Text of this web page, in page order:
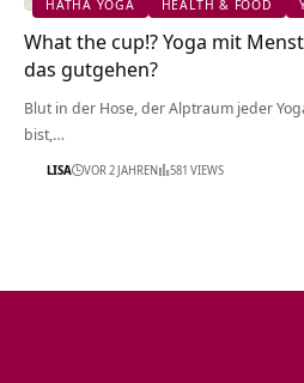
HATHA YOGA HEALTH & FOOD
What the cup!? Yoga mit
das gutgehen?
Blut in der Hose, der Alptraum jeder
bist,…
LISA VOR 2 JAHREN 581 VIEWS